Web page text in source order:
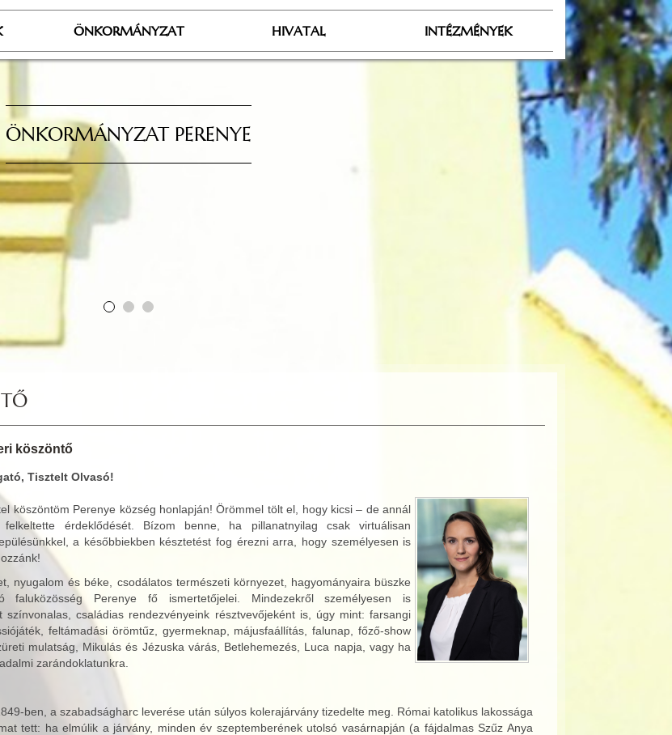
ÖNKORMÁNYZAT HIVATAL INTÉZMÉNYEK
ÖNKORMÁNYZAT PERENYE
köszöntő
Tisztelt Olvasó!
köszöntöm Perenye község honlapján! Örömmel tölt el, hogy kicsi – de annál
érdeklődését. Bízom benne, ha pillanatnyilag csak virtuálisan
a későbbiekben késztetést fog érezni arra, hogy személyesen is
nyugalom és béke, csodálatos természeti környezet, hagyományaira büszke
Perenye fő ismertetőjelei. Mindezekről személyesen is
színvonalas, családias rendezvényeink résztvevőjeként is, úgy mint: farsangi
feltámadási örömtűz, gyermeknap, májusfaállítás, falunap, főző-show
mulatság, Mikulás és Jézuska várás, Betlehemezés, Luca napja, vagy ha
zarándoklatunkra.
ben, a szabadságharc leverése után súlyos kolerajárvány tizedelte meg. Római katolikus lakossága
tett: ha elmúlik a járvány, minden év szeptemberének utolsó vasárnapján (a fájdalmas Szűz Anya